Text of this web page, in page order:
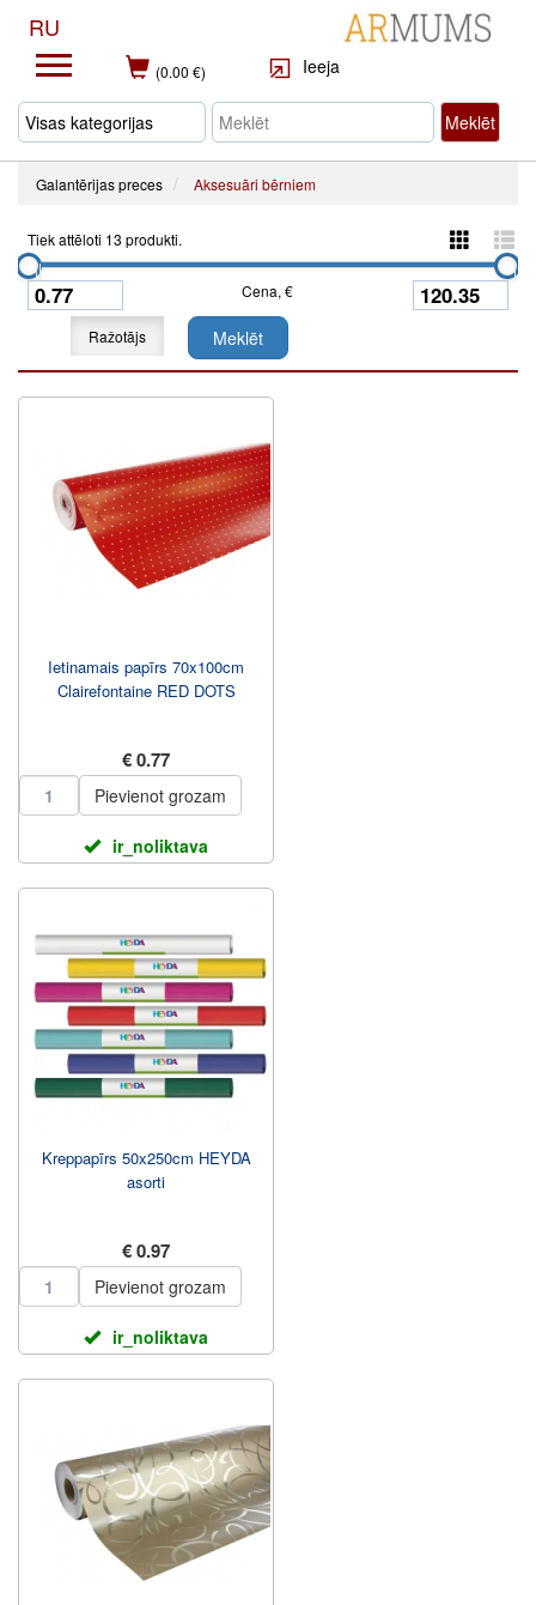
RU
(0.00 €) Ieeja
Meklēt
Galantērijas preces Aksesuāri bērniem
Tiek attēloti 13 produkti.
Cena, €
Ražotājs Meklēt
Ietinamais papīrs 70x100cm
Clairefontaine RED DOTS
€ 0.77
Pievienot grozam
ir_noliktava
Kreppapīrs 50x250cm HEYDA
asorti
€ 0.97
Pievienot grozam
ir_noliktava